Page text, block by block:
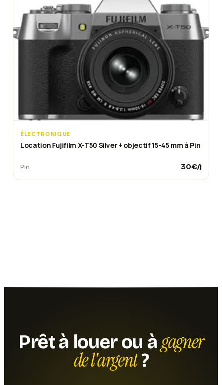
ÉLECTRONIQUE
Location Fujifilm X-T50 Silver + objectif 15-45 mm à Pin
Pin 30€/j
Prêt à louer ou àgagner
de l'argent?